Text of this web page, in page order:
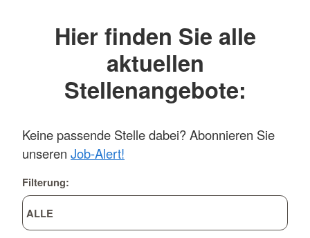
Hier finden Sie alle
aktuellen
Stellenangebote:
Keine passende Stelle dabei? Abonnieren Sie
unseren Job-Alert!
Filterung: